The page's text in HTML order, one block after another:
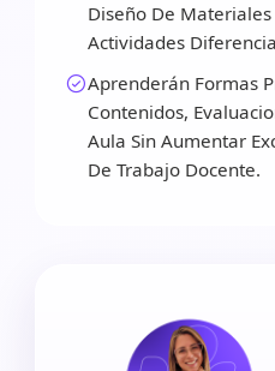
Diseño De Materiales
Actividades
Aprenderán Formas
Contenidos,
Aula Sin Aumentar
De Trabajo Docente.